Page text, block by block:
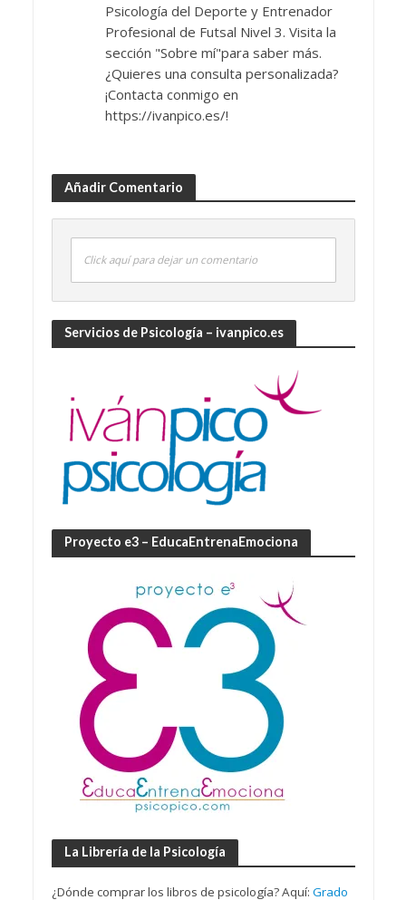
Psicología del Deporte y Entrenador
Profesional de Futsal Nivel 3. Visita la
sección "Sobre mí"para saber más.
¿Quieres una consulta personalizada?
¡Contacta conmigo en
https://ivanpico.es/!
Añadir Comentario
Click aquí para dejar un comentario
Servicios de Psicología – ivanpico.es
Proyecto e3 – EducaEntrenaEmociona
La Librería de la Psicología
¿Dónde comprar los libros de psicología? Aquí: Grado